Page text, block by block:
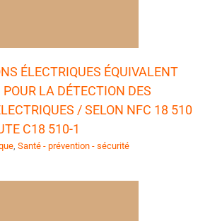
ÉLECTRIQUES ÉQUIVALENT
LA DÉTECTION DES
/ SELON NFC 18 510
C18 510-1
, Santé - prévention - sécurité